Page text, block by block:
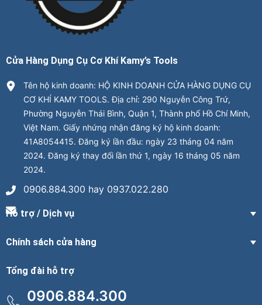
Cửa Hàng Dụng Cụ Cơ Khí Kamy’s Tools
Tên hộ kinh doanh: HỘ KINH DOANH CỬA HÀNG DỤNG CỤ
CƠ KHÍ KAMY TOOLS. Địa chỉ: 290 Nguyễn Công Trứ,
Phường Nguyễn Thái Bình, Quận 1, Thành phố Hồ Chí Minh,
Việt Nam. Giấy nhứng nhận đăng ký hộ kinh doanh:
41A8054415. Đăng ký lần đầu: ngày 23 tháng 04 năm
2024. Đăng ký thay đổi lần thứ 1, ngày 16 tháng 05 năm
2024.
0906.884.300 hay 0937.022.280
Hỗ trợ / Dịch vụ
Chính sách cửa hàng
Tổng đài hỗ trợ
0906.884.300